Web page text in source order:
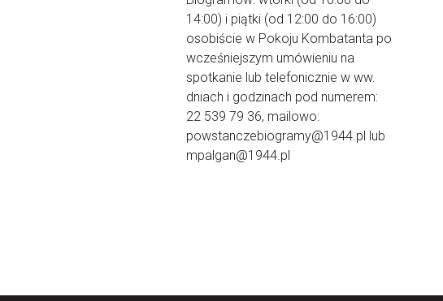
14:00) i piątki (od 12:00 do 16:00)
osobiście w Pokoju Kombatanta po
wcześniejszym umówieniu na
spotkanie lub telefonicznie w ww.
dniach i godzinach pod numerem:
22 539 79 36, mailowo:
powstanczebiogramy@1944.pl lub
mpalgan@1944.pl